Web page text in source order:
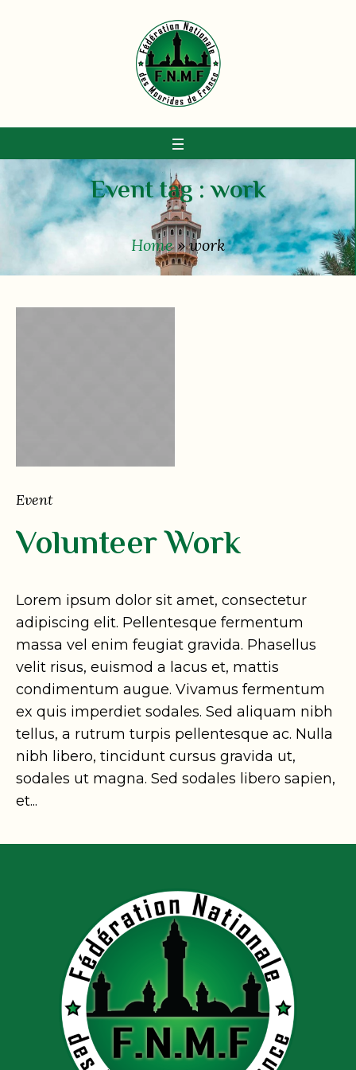
Event tag :work
Home»work
Event
Volunteer Work
Lorem ipsum dolor sit amet, consectetur
adipiscing elit. Pellentesque fermentum
massa vel enim feugiat gravida. Phasellus
velit risus, euismod a lacus et, mattis
condimentum augue. Vivamus fermentum
ex quis imperdiet sodales. Sed aliquam nibh
tellus, a rutrum turpis pellentesque ac. Nulla
nibh libero, tincidunt cursus gravida ut,
sodales ut magna. Sed sodales libero sapien,
et...